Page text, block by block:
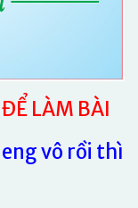
LÀM BÀI
vô rồi thì